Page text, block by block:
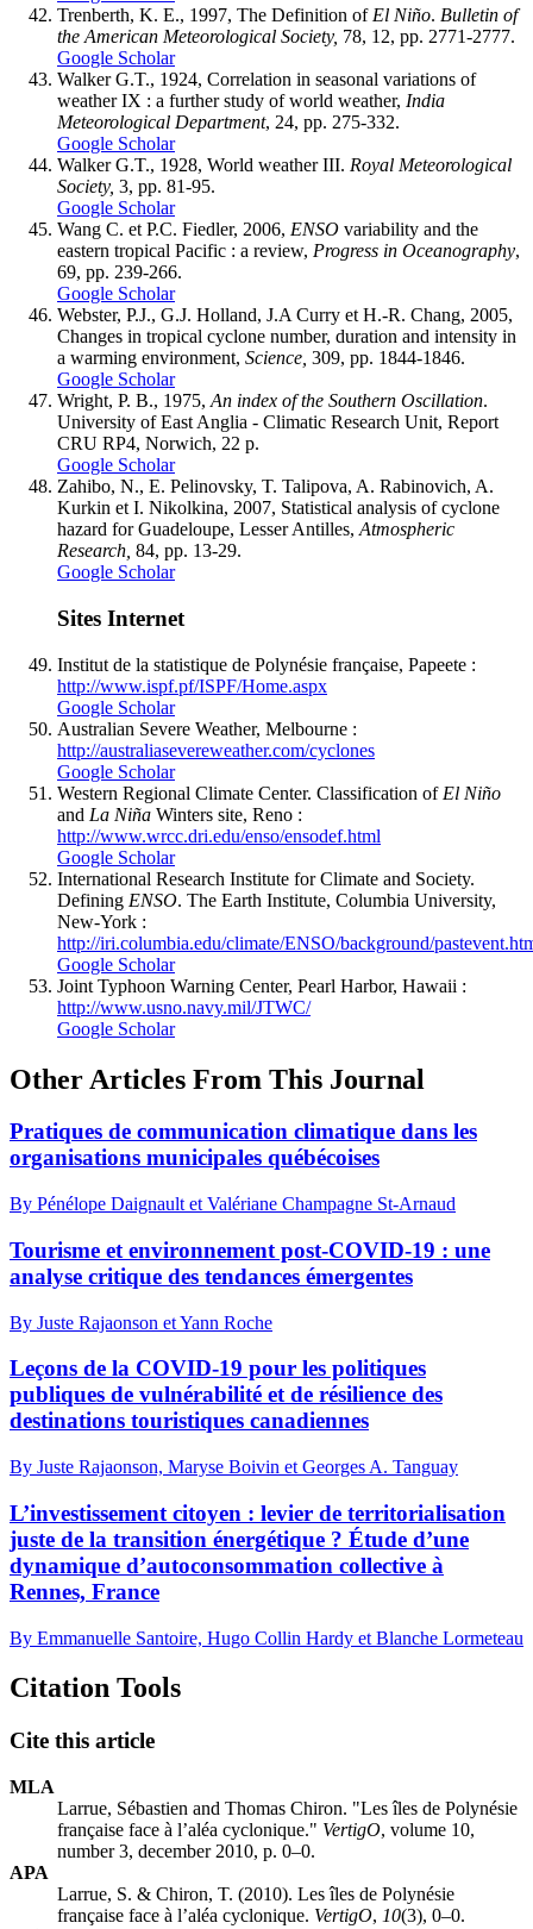
Trenberth, K. E., 1997, The Definition of El Niño. Bulletin of
the American Meteorological Society, 78, 12, pp. 2771-2777.
Google Scholar
Walker G.T., 1924, Correlation in seasonal variations of
weather IX : a further study of world weather, India
Meteorological Department, 24, pp. 275-332.
Google Scholar
Walker G.T., 1928, World weather III. Royal Meteorological
Society, 3, pp. 81-95.
Google Scholar
Wang C. et P.C. Fiedler, 2006, ENSO variability and the
eastern tropical Pacific : a review, Progress in Oceanography,
69, pp. 239-266.
Google Scholar
Webster, P.J., G.J. Holland, J.A Curry et H.-R. Chang, 2005,
Changes in tropical cyclone number, duration and intensity in
a warming environment, Science, 309, pp. 1844-1846.
Google Scholar
Wright, P. B., 1975, An index of the Southern Oscillation.
University of East Anglia - Climatic Research Unit, Report
CRU RP4, Norwich, 22 p.
Google Scholar
Zahibo, N., E. Pelinovsky, T. Talipova, A. Rabinovich, A.
Kurkin et I. Nikolkina, 2007, Statistical analysis of cyclone
hazard for Guadeloupe, Lesser Antilles, Atmospheric
Research, 84, pp. 13-29.
Google Scholar
Sites Internet
Institut de la statistique de Polynésie française, Papeete :
http://www.ispf.pf/ISPF/Home.aspx
Google Scholar
Australian Severe Weather, Melbourne :
http://australiasevereweather.com/cyclones
Google Scholar
Western Regional Climate Center. Classification of El Niño
and La Niña Winters site, Reno :
http://www.wrcc.dri.edu/enso/ensodef.html
Google Scholar
International Research Institute for Climate and Society.
Defining ENSO. The Earth Institute, Columbia University,
New-York :
http://iri.columbia.edu/climate/ENSO/background/
Google Scholar
Joint Typhoon Warning Center, Pearl Harbor, Hawaii :
http://www.usno.navy.mil/JTWC/
Google Scholar
Other Articles From This Journal
Pratiques de communication climatique dans les
organisations municipales québécoises
By Pénélope Daignault et Valériane Champagne St-Arnaud
Tourisme et environnement post-COVID-19 : une
analyse critique des tendances émergentes
By Juste Rajaonson et Yann Roche
Leçons de la COVID-19 pour les politiques
publiques de vulnérabilité et de résilience des
destinations touristiques canadiennes
By Juste Rajaonson, Maryse Boivin et Georges A. Tanguay
L’investissement citoyen : levier de territorialisation
juste de la transition énergétique ? Étude d’une
dynamique d’autoconsommation collective à
Rennes, France
By Emmanuelle Santoire, Hugo Collin Hardy et Blanche Lormeteau
Citation Tools
Cite this article
MLA
Larrue, Sébastien and Thomas Chiron. "Les îles de Polynésie
française face à l’aléa cyclonique." VertigO, volume 10,
number 3, december 2010, p. 0–0.
APA
Larrue, S. & Chiron, T. (2010). Les îles de Polynésie
française face à l’aléa cyclonique. VertigO, 10(3), 0–0.